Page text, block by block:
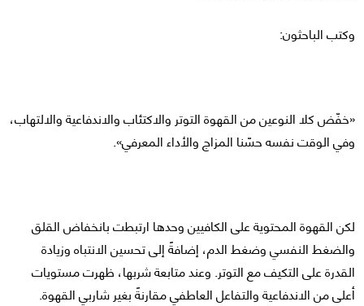
وكتب الباحثون:
«خفّض كلا النوعين من القهوة التوتر والاكتئاب والاندفاعية والالتهاب،
وفي الوقت نفسه حسّنا المزاج والأداء المعرفي».
لكن القهوة المحتوية على الكافيين وحدها ارتبطت بانخفاض القلق
والضغط النفسي وضغط الدم، إضافةً إلى تحسين الانتباه وزيادة
القدرة على التكيف مع التوتر. وعند متابعة شربها، ظهرت مستويات
أعلى من الاندفاعية والتفاعل العاطفي مقارنةً بغير شاربي القهوة.